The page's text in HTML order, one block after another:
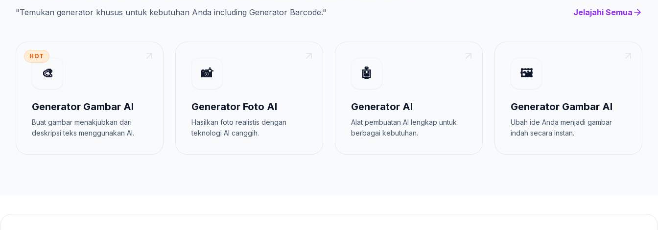
"Temukan generator khusus untuk kebutuhan Anda including Generator Barcode." Jelajahi Semua
HOT
🎨
Generator Gambar AI
Buat gambar menakjubkan dari
deskripsi teks menggunakan AI.
📸
Generator Foto AI
Hasilkan foto realistis dengan
teknologi AI canggih.
🤖
Generator AI
Alat pembuatan AI lengkap untuk
berbagai kebutuhan.
🖼️
Generator Gambar AI
Ubah ide Anda menjadi gambar
indah secara instan.